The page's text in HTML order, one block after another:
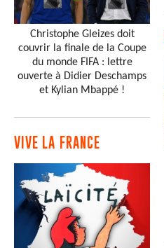
Christophe Gleizes doit
couvrir la finale de la Coupe
du monde FIFA : lettre
ouverte à Didier Deschamps
et Kylian Mbappé !
VIVE LA FRANCE